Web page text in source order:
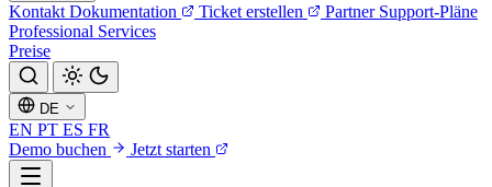
Kontakt Dokumentation Ticket erstellen Partner Support-Pläne
Professional Services
Preise
DE
EN PT ES FR
Demo buchen
Jetzt starten